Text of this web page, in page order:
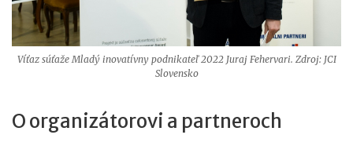
Víťaz súťaže Mladý inovatívny podnikateľ 2022 Juraj Fehervari. Zdroj: JCI
Slovensko
O organizátorovi a partneroch